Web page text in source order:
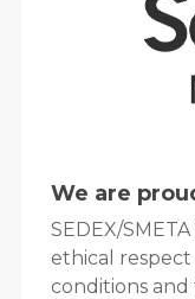
We are
SEDEX/
ethical
conditions